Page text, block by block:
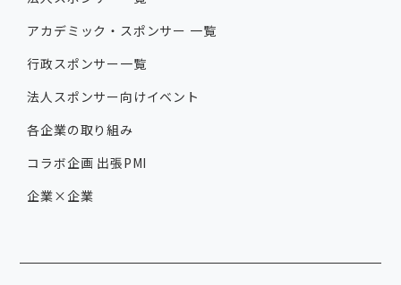
アカデミック・スポンサー 一覧
行政スポンサー一覧
法人スポンサー向けイベント
各企業の取り組み
コラボ企画 出張PMI
企業×企業